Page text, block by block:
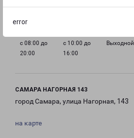
error
с 08:00 до
20:00
с 10:00 до
16:00
Выходной
САМАРА НАГОРНАЯ 143
город Самара, улица Нагорная, 143
на карте